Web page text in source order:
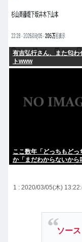
有吉弘行さん、また匂わ
トwww
ここ数年「どっちもどっ
か「まだわからないから
`)1 : 2020/03/05(木)
ソー